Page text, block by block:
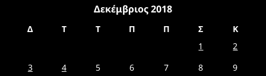
Δεκέμβριος 2018
Δ Τ Τ Π Π Σ
Κ
1
2
3
4 5 6 7 8
9